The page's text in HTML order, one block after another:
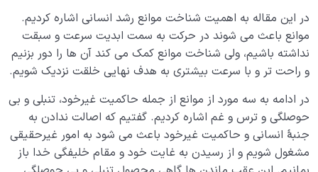
در این مقاله به اهمیت شناخت موانع رشد انسانی اشاره کردیم.
موانع باعث می شوند در حرکت به سمت ابدیت سرعت و سبقت
نداشته باشیم، ولی شناخت موانع کمک می کند آن ها را دور بزنیم
و راحت تر و با سرعت بیشتری به هدف نهایی خلقت نزدیک شویم.
در ادامه به سه مورد از موانع از جمله حاکمیت غیرخود، تنبلی و بی
حوصلگی و ترس و غم اشاره کردیم. گفتیم که اصالت ندادن به
جنبۀ انسانی و حاکمیت غیرخود باعث می شود به امور غیرحقیقی
مشغول شویم و از رسیدن به غایت خود و مقام خلیفگی خدا باز